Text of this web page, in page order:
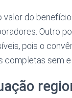
valor do
Outro
pois o
completas sem